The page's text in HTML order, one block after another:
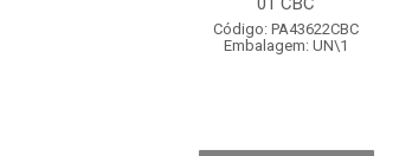
Código: PA43622CBC
Embalagem: UN\1